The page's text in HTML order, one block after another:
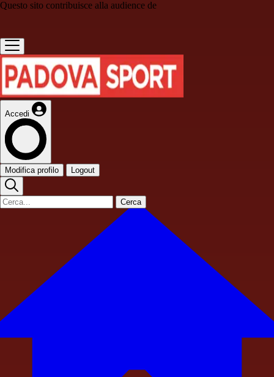
Questo sito contribuisce alla audience de
Accedi
Modifica profilo Logout
Cerca